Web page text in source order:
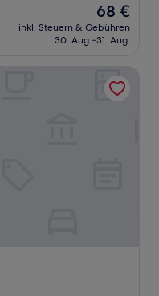
Der
Preis
beträgt
68 €
inkl. Steuern & Gebühren
30. Aug.–31. Aug.